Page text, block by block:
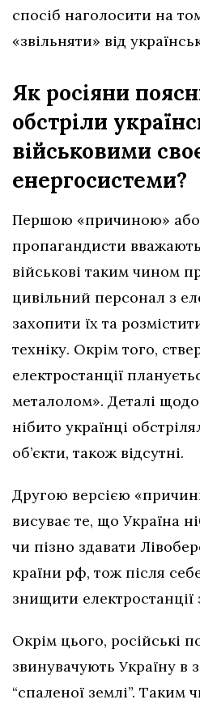
спосіб наголосити на
«звільняти» від
Як росіяни
обстріли
військовими
енергосистеми?
Першою «причиною»
пропагандисти
військові таким чином
цивільний персонал з
захопити їх та
техніку. Окрім того,
електростанції
металолом». Деталі
нібито українці
об’єкти, також відсутні.
Другою версією
висуває те, що Україна
чи пізно здавати
країни рф, тож після
знищити електростанції
Окрім цього, російські
звинувачують Україну в
“спаленої землі”. Таким